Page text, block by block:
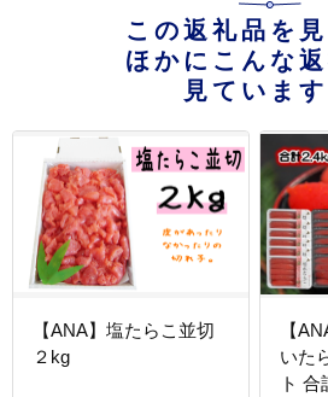
この返礼品を
ほかにこんな
見ています
【ANA】塩たらこ並切
２kg
【
いた
ト